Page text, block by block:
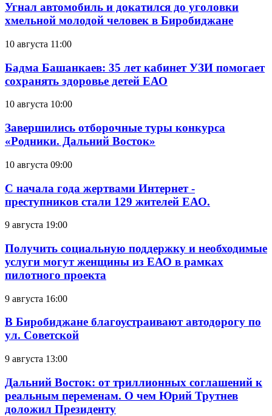
Угнал автомобиль и докатился до уголовки
хмельной молодой человек в Биробиджане
10 августа 11:00
Бадма Башанкаев: 35 лет кабинет УЗИ помогает
сохранять здоровье детей ЕАО
10 августа 10:00
Завершились отборочные туры конкурса
«Родники. Дальний Восток»
10 августа 09:00
С начала года жертвами Интернет -
преступников стали 129 жителей ЕАО.
9 августа 19:00
Получить социальную поддержку и необходимые
услуги могут женщины из ЕАО в рамках
пилотного проекта
9 августа 16:00
В Биробиджане благоустраивают автодорогу по
ул. Советской
9 августа 13:00
Дальний Восток: от триллионных соглашений к
реальным переменам. О чем Юрий Трутнев
доложил Президенту